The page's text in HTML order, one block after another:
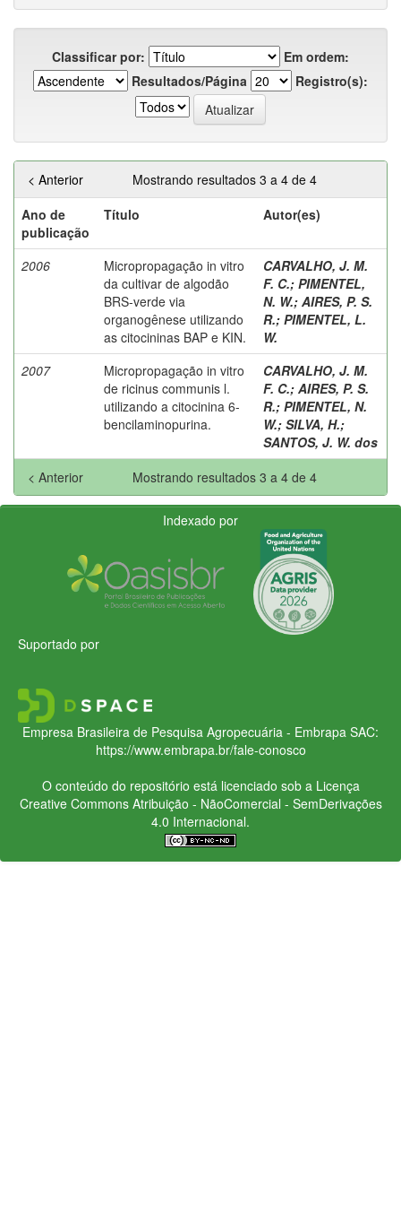
Classificar por:
Em ordem:
Resultados/Página
Registro(s):
Mostrando resultados 3 a 4 de 4
< Anterior
Ano de
publicação
Título Autor(es)
2006
Micropropagação in vitro
da cultivar de algodão
BRS-verde via
organogênese utilizando
as citocininas BAP e KIN.
CARVALHO, J. M.
F. C.; PIMENTEL,
N. W.; AIRES, P. S.
R.; PIMENTEL, L.
W.
2007
Micropropagação in vitro
de ricinus communis l.
utilizando a citocinina 6-
bencilaminopurina.
CARVALHO, J. M.
F. C.; AIRES, P. S.
R.; PIMENTEL, N.
W.; SILVA, H.;
SANTOS, J. W. dos
Mostrando resultados 3 a 4 de 4
< Anterior
Indexado por
Suportado por
Empresa Brasileira de Pesquisa Agropecuária - Embrapa SAC:
https://www.embrapa.br/fale-conosco
O conteúdo do repositório está licenciado sob a Licença
Creative CommonsAtribuição - NãoComercial - SemDerivações
4.0 Internacional.